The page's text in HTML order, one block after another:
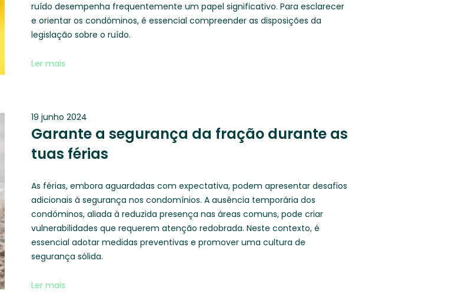
ruído desempenha frequentemente um papel significativo. Para esclarecer
e orientar os condóminos, é essencial compreender as disposições da
legislação sobre o ruído.
Ler mais
19 junho 2024
Garante a segurança da fração durante as
tuas férias
As férias, embora aguardadas com expectativa, podem apresentar desafios
adicionais à segurança nos condomínios. A ausência temporária dos
condóminos, aliada à reduzida presença nas áreas comuns, pode criar
vulnerabilidades que requerem atenção redobrada. Neste contexto, é
essencial adotar medidas preventivas e promover uma cultura de
segurança sólida.
Ler mais